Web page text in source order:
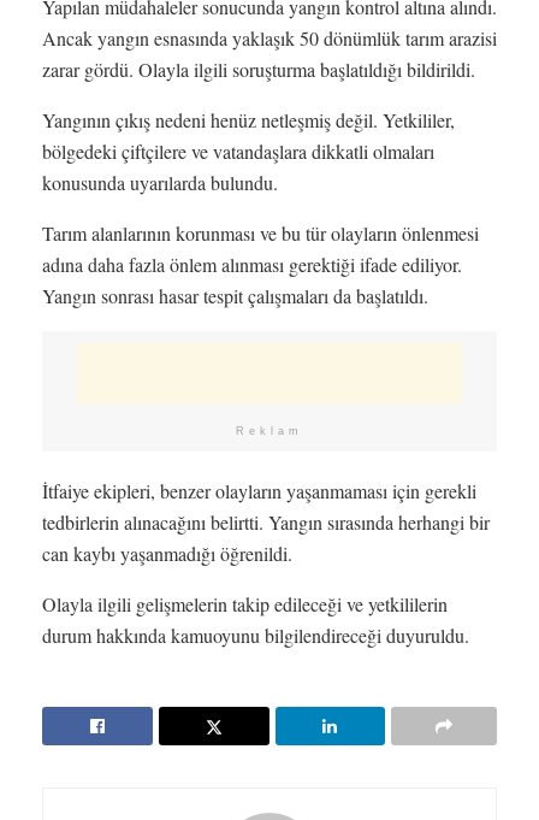
Yapılan müdahaleler sonucunda yangın kontrol altına alındı.
Ancak yangın esnasında yaklaşık 50 dönümlük tarım arazisi
zarar gördü. Olayla ilgili soruşturma başlatıldığı bildirildi.
Yangının çıkış nedeni henüz netleşmiş değil. Yetkililer,
bölgedeki çiftçilere ve vatandaşlara dikkatli olmaları
konusunda uyarılarda bulundu.
Tarım alanlarının korunması ve bu tür olayların önlenmesi
adına daha fazla önlem alınması gerektiği ifade ediliyor.
Yangın sonrası hasar tespit çalışmaları da başlatıldı.
Reklam
İtfaiye ekipleri, benzer olayların yaşanmaması için gerekli
tedbirlerin alınacağını belirtti. Yangın sırasında herhangi bir
can kaybı yaşanmadığı öğrenildi.
Olayla ilgili gelişmelerin takip edileceği ve yetkililerin
durum hakkında kamuoyunu bilgilendireceği duyuruldu.